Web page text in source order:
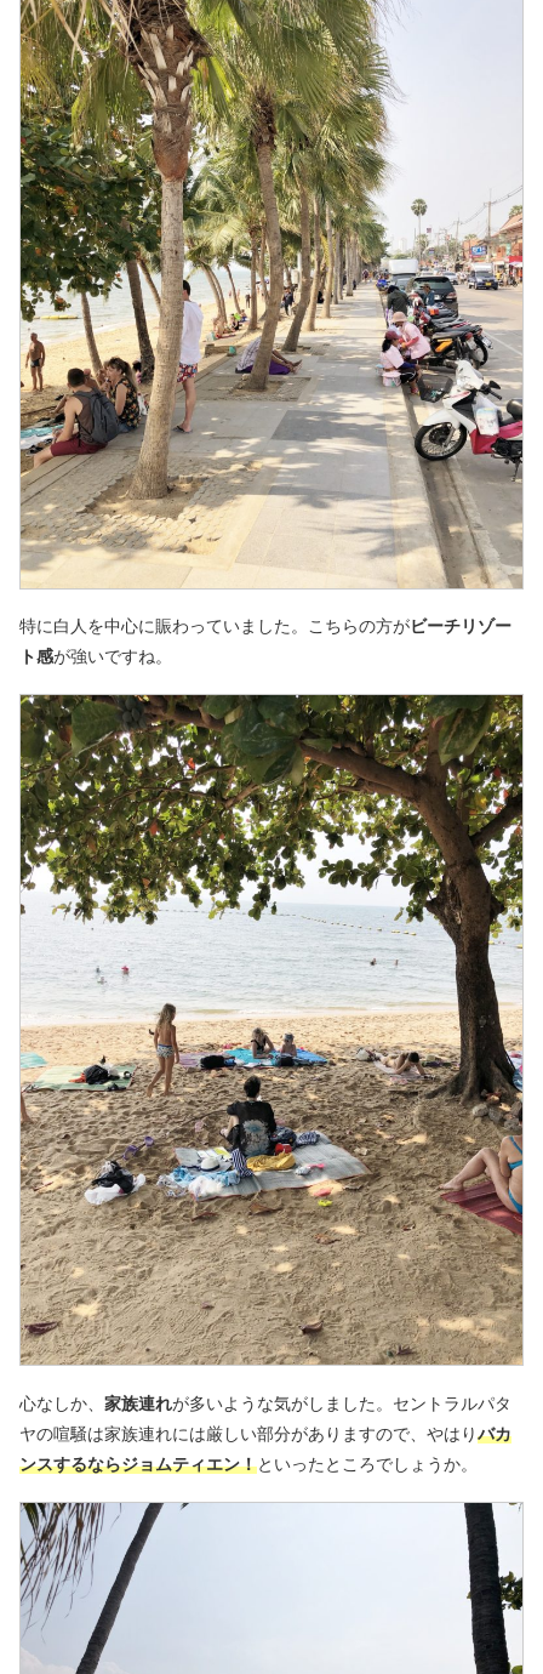
特に白人を中心に賑わっていました。こちらの方がビーチリゾー
ト感が強いですね。
心なしか、 家族連れが多いような気がしました。セントラルパタ
ヤの喧騒は家族連れには厳しい部分がありますので、やはりバカ
ンスするならジョムティエン！といったところでしょうか。